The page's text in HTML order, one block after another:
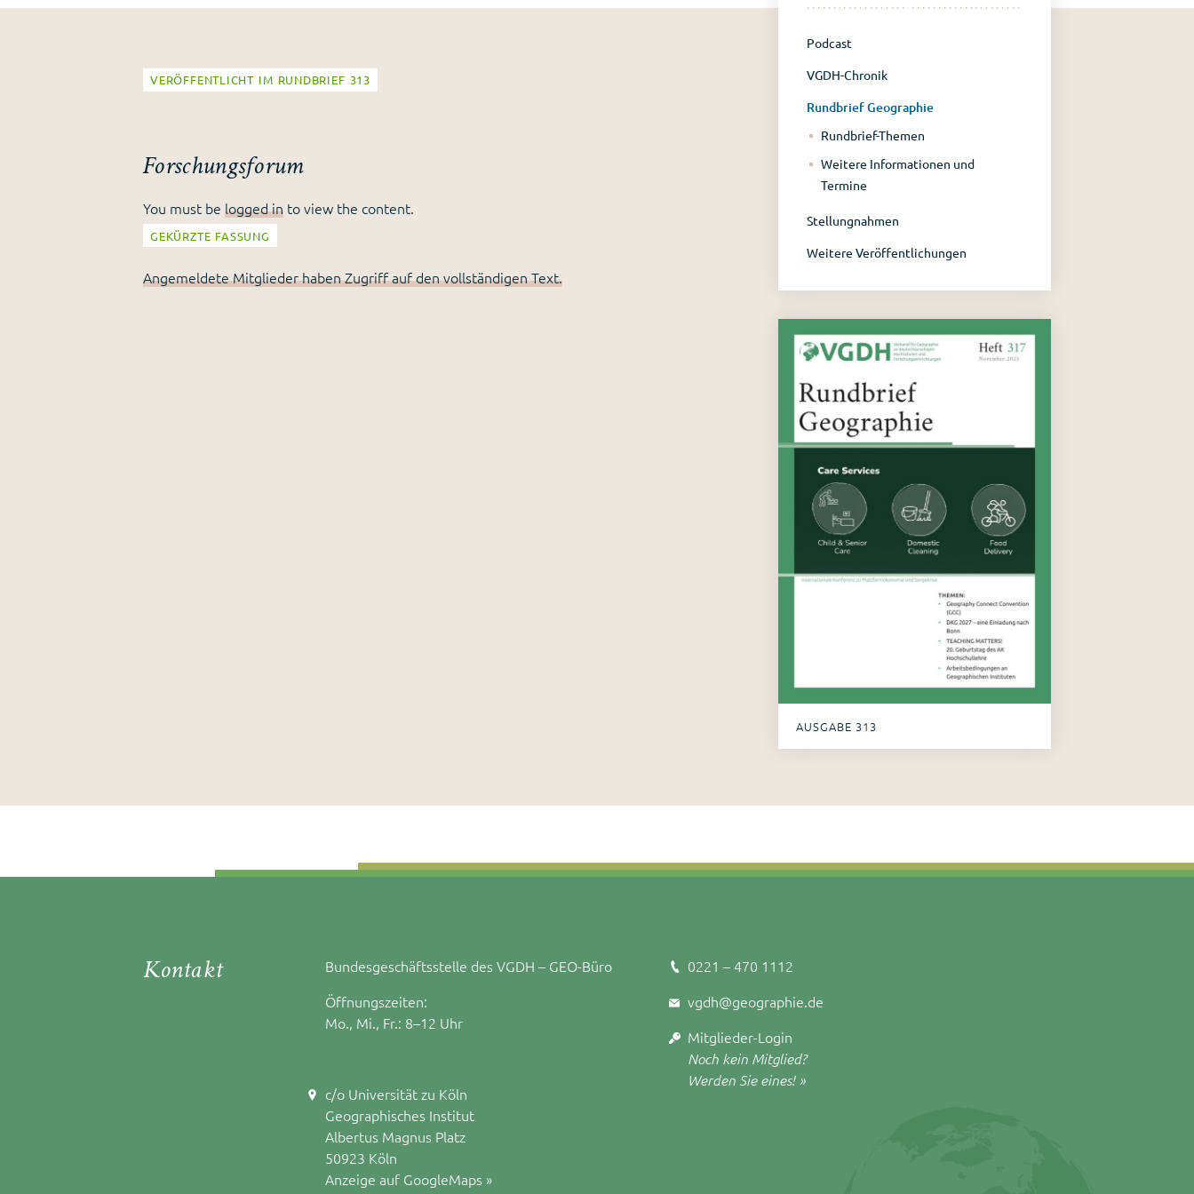
VERÖFFENTLICHT IM RUNDBRIEF 313
Forschungsforum
You must belogged in to view the content.
GEKÜRZTE FASSUNG
Angemeldete Mitglieder haben Zugriff auf den vollständigen Text.
Podcast
VGDH-Chronik
Rundbrief Geographie
Rundbrief-Themen
Weitere Informationen und
Termine
Stellungnahmen
Weitere Veröffentlichungen
AUSGABE 313
Kontakt
Bundesgeschäftsstelle des VGDH – GEO-Büro
Öffnungszeiten:
Mo., Mi., Fr.: 8–12 Uhr
c/o Universität zu Köln
Geographisches Institut
Albertus Magnus Platz
50923 Köln
Anzeige auf GoogleMaps »
0221 – 470 1112
vgdh@geographie.de
Mitglieder-Login
Noch kein Mitglied?
Werden Sie eines! »